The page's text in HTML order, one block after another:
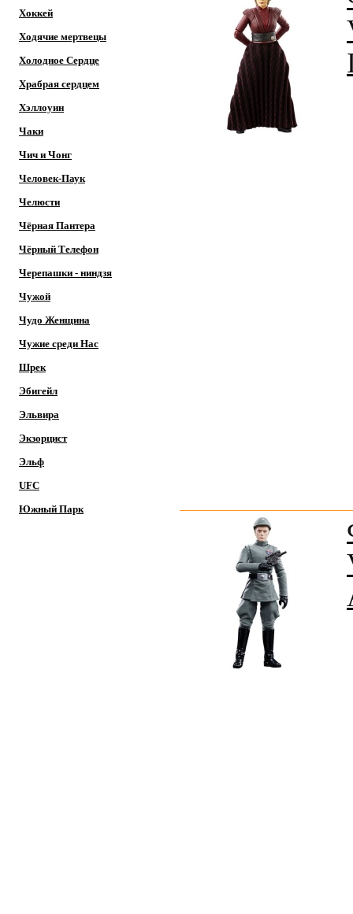
Хоккей
Ходячие мертвецы
Холодное Сердце
Храбрая сердцем
Хэллоуин
Чаки
Чич и Чонг
Человек-Паук
Челюсти
Чёрная Пантера
Чёрный Телефон
Черепашки - ниндзя
Чужой
Чудо Женщина
Чужие среди Нас
Шрек
Эбигейл
Эльвира
Экзорцист
Эльф
UFC
Южный Парк